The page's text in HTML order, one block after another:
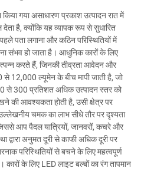
किया गया असाधारण प्रकाश उत्पादन रात में
देता है, क्योंकि यह व्यापक रूप से सुधारित
पता लगाना और कठिन परिस्थितियों में
संभव हो जाता है। आधुनिक कारों के लिए
करते हैं, जिनकी तीव्रता आवेदन और
12,000 ल्यूमेन के बीच मापी जाती है, जो
से 300 प्रतिशत अधिक उत्पादन स्तर को
की आवश्यकता होती है, उसी क्षेत्र पर
चमक का लाभ सीधे तौर पर दृश्यता
आप पैदल यात्रियों, जानवरों, कचरे और
अनुमत दूरी से काफी अधिक दूरी पर
परिस्थितियों से बचने के लिए महत्वपूर्ण
कारों के लिए LED लाइट बल्बों का रंग तापमान